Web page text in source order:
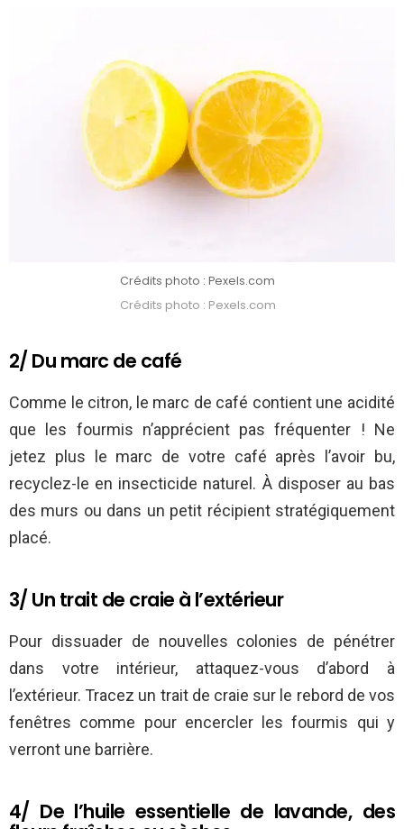
Crédits photo : Pexels.com
Crédits photo : Pexels.com
2/ Du marc de café
Comme le citron, le marc de café contient une acidité
que les fourmis n’apprécient pas fréquenter ! Ne
jetez plus le marc de votre café après l’avoir bu,
recyclez-le en insecticide naturel. À disposer au bas
des murs ou dans un petit récipient stratégiquement
placé.
3/ Un trait de craie à l’extérieur
Pour dissuader de nouvelles colonies de pénétrer
dans votre intérieur, attaquez-vous d’abord à
l’extérieur. Tracez un trait de craie sur le rebord de vos
fenêtres comme pour encercler les fourmis qui y
verront une barrière.
4/ De l’huile essentielle de lavande, des